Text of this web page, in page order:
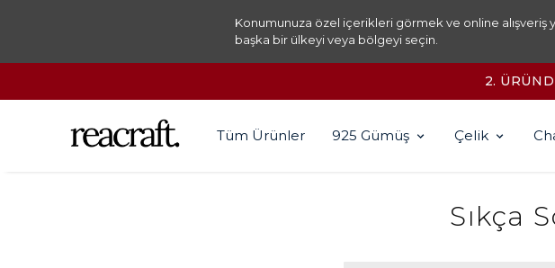
Konumunuza özel içerikleri görmek ve online alışveriş
başka bir ülkeyi veya bölgeyi seçin.
2.
Tüm Ürünler 925 Gümüş Çelik
Sıkça